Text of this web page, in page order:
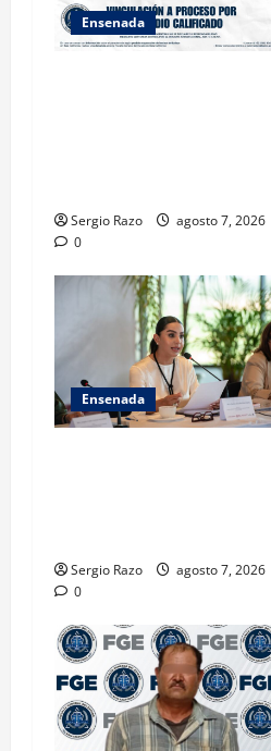
Ensenada
Sergio Razo
agosto 7, 2026
0
Ensenada
Sergio Razo
agosto 7, 2026
0